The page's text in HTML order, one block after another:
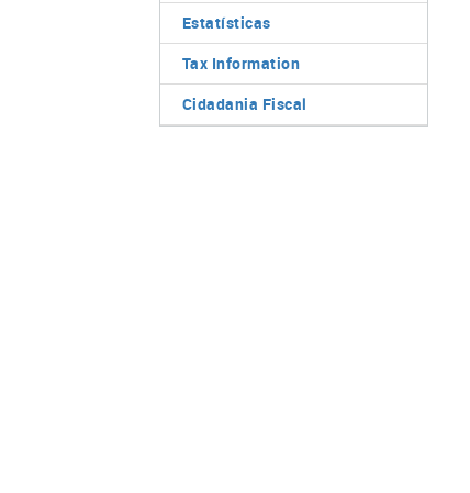
Estatísticas
Tax Information
Cidadania Fiscal